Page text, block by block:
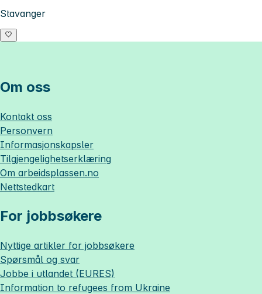
Stavanger
Om oss
Kontakt oss
Personvern
Informasjonskapsler
Tilgjengelighetserklæring
Om arbeidsplassen.no
Nettstedkart
For jobbsøkere
Nyttige artikler for jobbsøkere
Spørsmål og svar
Jobbe i utlandet (EURES)
Information to refugees from Ukraine